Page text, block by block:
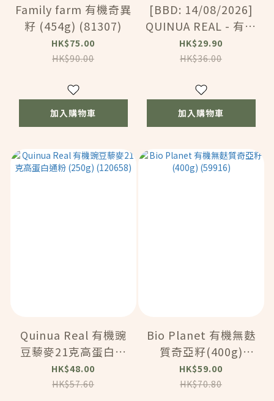
Family farm 有機奇異
籽 (454g) (81307)
HK$75.00
HK$90.00
加入購物車
[BBD: 14/08/2026]
QUINUA REAL - 有機
高纖低升糖三色藜麥
(500g) (120601)
HK$29.90
HK$36.00
加入購物車
Quinua Real 有機豌
豆藜麥21克高蛋白通
粉 (250g) (120658)
HK$48.00
HK$57.60
Bio Planet 有機無麩
質奇亞籽(400g)
(59916)
HK$59.00
HK$70.80